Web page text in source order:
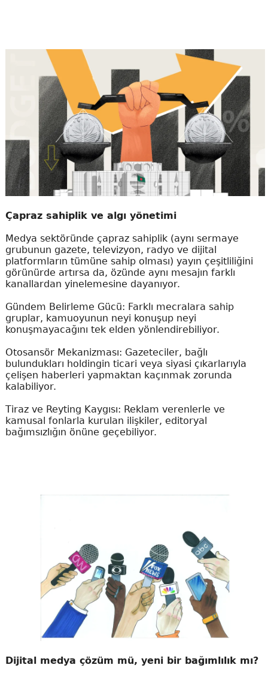
Çapraz sahiplik ve algı yönetimi
Medya sektöründe çapraz sahiplik (aynı sermaye
grubunun gazete, televizyon, radyo ve dijital
platformların tümüne sahip olması) yayın çeşitliliğini
görünürde artırsa da, özünde aynı mesajın farklı
kanallardan yinelemesine dayanıyor.
Gündem Belirleme Gücü: Farklı mecralara sahip
gruplar, kamuoyunun neyi konuşup neyi
konuşmayacağını tek elden yönlendirebiliyor.
Otosansör Mekanizması: Gazeteciler, bağlı
bulundukları holdingin ticari veya siyasi çıkarlarıyla
çelişen haberleri yapmaktan kaçınmak zorunda
kalabiliyor.
Tiraz ve Reyting Kaygısı: Reklam verenlerle ve
kamusal fonlarla kurulan ilişkiler, editoryal
bağımsızlığın önüne geçebiliyor.
Dijital medya çözüm mü, yeni bir bağımlılık mı?